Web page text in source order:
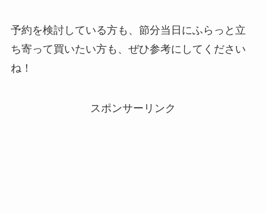
予約を検討している方も、節分当日にふらっと立
ち寄って買いたい方も、ぜひ参考にしてください
ね！
スポンサーリンク